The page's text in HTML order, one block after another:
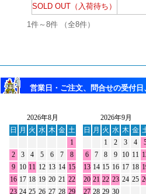
SOLD OUT（入荷待ち）
1件～8件 （全8件）
営業日・ご注文、問合せの受付